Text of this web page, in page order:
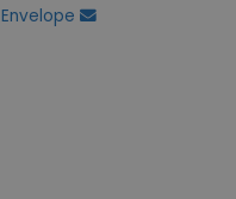
Envelope